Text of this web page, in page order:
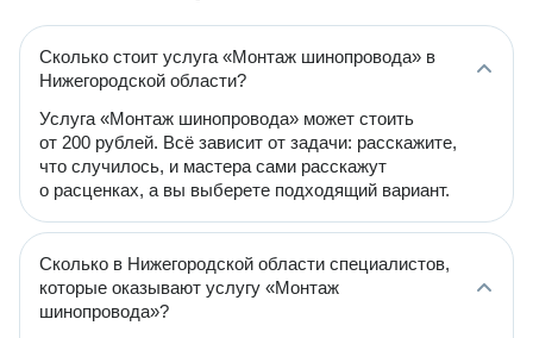
Сколько стоит услуга «Монтаж шинопровода» в
Нижегородской области?
Услуга «Монтаж шинопровода» может стоить
от 200 рублей. Всё зависит от задачи: расскажите,
что случилось, и мастера сами расскажут
о расценках, а вы выберете подходящий вариант.
Сколько в Нижегородской области специалистов,
которые оказывают услугу «Монтаж
шинопровода»?